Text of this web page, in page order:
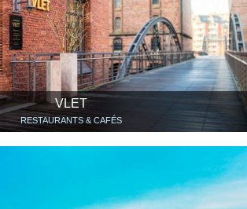
VLET
RESTAURANTS & CAFÉS